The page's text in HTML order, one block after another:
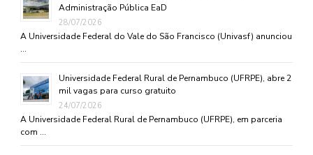
Administração Pública EaD
28/07/2026
A Universidade Federal do Vale do São Francisco (Univasf) anunciou
…
Universidade Federal Rural de Pernambuco (UFRPE), abre 2
mil vagas para curso gratuito
24/07/2026
A Universidade Federal Rural de Pernambuco (UFRPE), em parceria
com …